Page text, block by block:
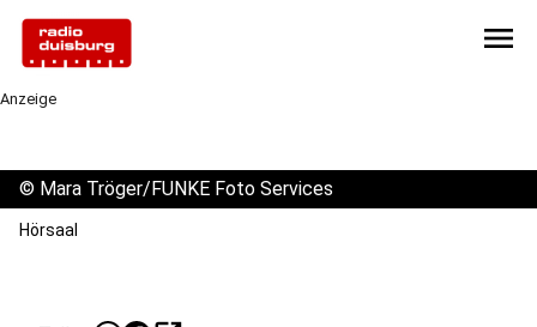
menu
Anzeige
© Mara Tröger/FUNKE Foto Services
Hörsaal